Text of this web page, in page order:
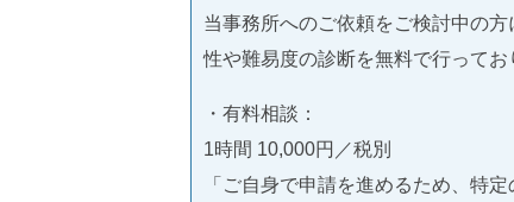
当事務所へのご依頼をご検討中の
性や難易度の診断を無料で行ってお
・有料相談：
1時間 10,000円／税別
「ご自身で申請を進めるため、特